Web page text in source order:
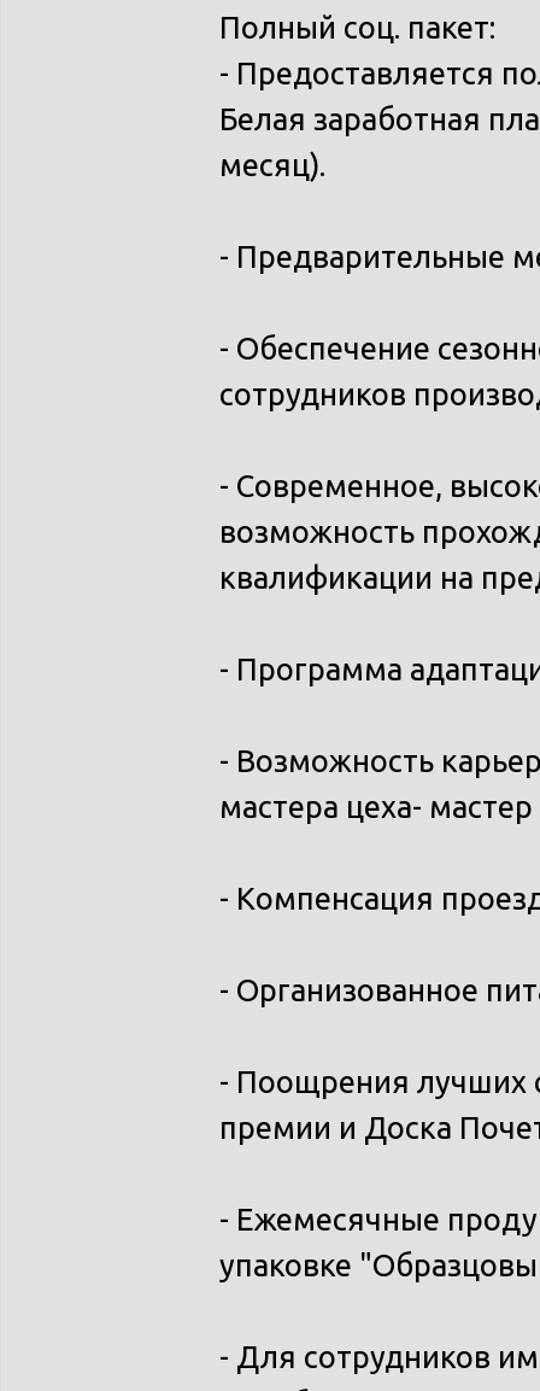
Полный соц. пакет:
- Предоставляется
Белая заработная
месяц).
- Предварительные
- Обеспечение
сотрудников
- Современное,
возможность
квалификации на
- Программа
- Возможность
мастера цеха-
- Компенсация
- Организованное
- Поощрения лучших
премии и Доска
- Ежемесячные
упаковке
- Для сотрудников